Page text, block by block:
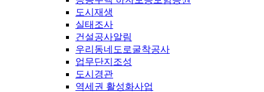
도시재생
실태조사
건설공사알림
우리동네도로굴착공사
업무단지조성
도시경관
역세권 활성화사업